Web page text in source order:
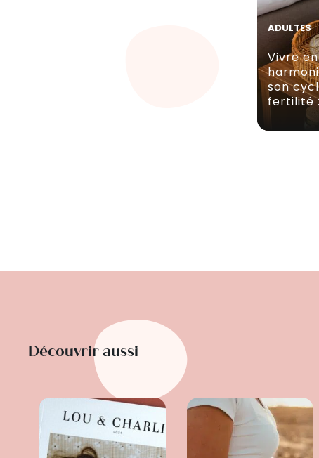
ADULTES
Vivre en
son
fertilité
Découvrir aussi